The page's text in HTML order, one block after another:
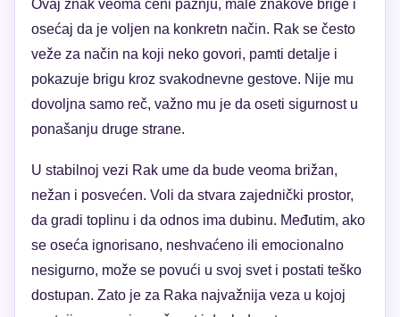
Ovaj znak veoma ceni pažnju, male znakove brige i
osećaj da je voljen na konkretn način. Rak se često
veže za način na koji neko govori, pamti detalje i
pokazuje brigu kroz svakodnevne gestove. Nije mu
dovoljna samo reč, važno mu je da oseti sigurnost u
ponašanju druge strane.
U stabilnoj vezi Rak ume da bude veoma brižan,
nežan i posvećen. Voli da stvara zajednički prostor,
da gradi toplinu i da odnos ima dubinu. Međutim, ako
se oseća ignorisano, neshvaćeno ili emocionalno
nesigurno, može se povući u svoj svet i postati teško
dostupan. Zato je za Raka najvažnija veza u kojoj